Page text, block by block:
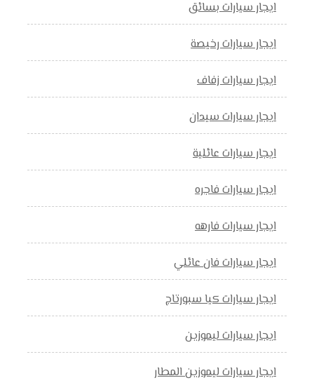
ايجار سيارات بسائق
ايجار سيارات رخيصة
ايجار سيارات زفاف
ايجار سيارات سيدان
ايجار سيارات عائلية
ايجار سيارات فاجره
ايجار سيارات فارهه
ايجار سيارات فان عائلي
ايجار سيارات كيا سبورتاج
ايجار سيارات ليموزين
ايجار سيارات ليموزين المطار